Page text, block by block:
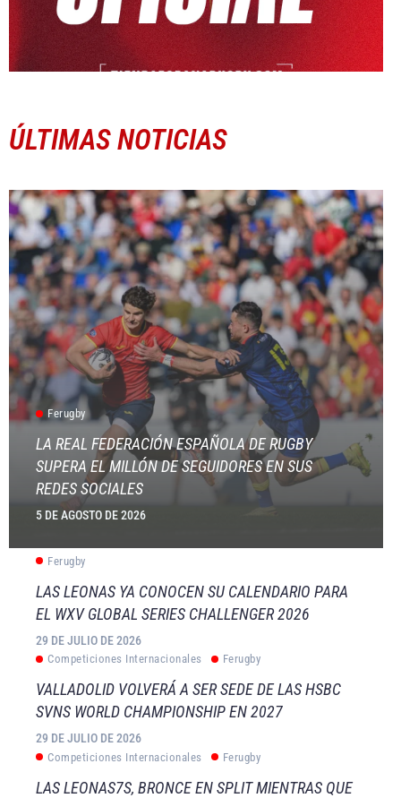
ÚLTIMAS NOTICIAS
Ferugby
LA REAL FEDERACIÓN ESPAÑOLA DE RUGBY
SUPERA EL MILLÓN DE SEGUIDORES EN SUS
REDES SOCIALES
5 DE AGOSTO DE 2026
Ferugby
LAS LEONAS YA CONOCEN SU CALENDARIO PARA
EL WXV GLOBAL SERIES CHALLENGER 2026
29 DE JULIO DE 2026
Competiciones Internacionales Ferugby
VALLADOLID VOLVERÁ A SER SEDE DE LAS HSBC
SVNS WORLD CHAMPIONSHIP EN 2027
29 DE JULIO DE 2026
Competiciones Internacionales Ferugby
LAS LEONAS7S, BRONCE EN SPLIT MIENTRAS QUE